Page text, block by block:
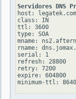
Servidores DNS
host: legatek.com
class: IN
ttl: 3600
type: SOA
mname:
rname:
serial: 1
refresh: 28800
retry: 7200
expire: 604800